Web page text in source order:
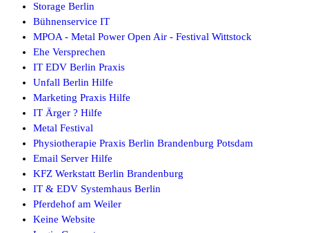
Storage Berlin
Bühnenservice IT
MPOA - Metal Power Open Air - Festival Wittstock
Ehe Versprechen
IT EDV Berlin Praxis
Unfall Berlin Hilfe
Marketing Praxis Hilfe
IT Ärger ? Hilfe
Metal Festival
Physiotherapie Praxis Berlin Brandenburg Potsdam
Email Server Hilfe
KFZ Werkstatt Berlin Brandenburg
IT & EDV Systemhaus Berlin
Pferdehof am Weiler
Keine Website